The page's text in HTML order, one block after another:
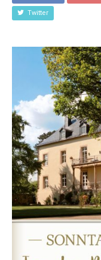
Twitter